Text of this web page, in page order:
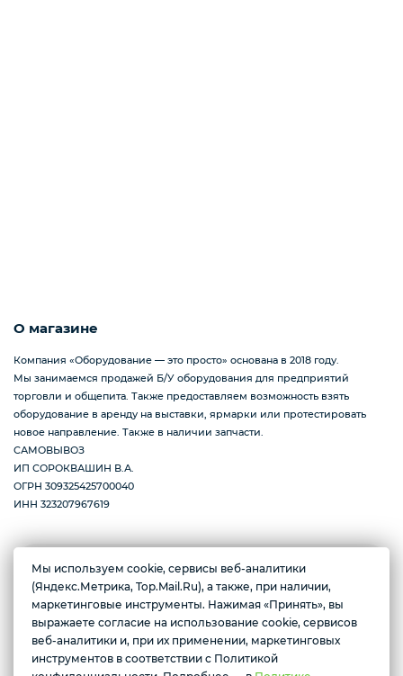
О магазине
Компания «Оборудование — это просто» основана в 2018 году.
Мы занимаемся продажей Б/У оборудования для предприятий
торговли и общепита. Также предоставляем возможность взять
оборудование в аренду на выставки, ярмарки или протестировать
новое направление. Также в наличии запчасти.
САМОВЫВОЗ
ИП СОРОКВАШИН В.А.
ОГРН 309325425700040
ИНН 323207967619
Брянская обл., Брянск, 2-я ул. Мичурина, 2А р-н
Володарский
Пн- Пт с 10 до 17
Условия доставки
Мы используем cookie, сервисы веб-аналитики
(Яндекс.Метрика, Top.Mail.Ru), а также, при наличии,
маркетинговые инструменты. Нажимая «Принять», вы
выражаете согласие на использование cookie, сервисов
веб-аналитики и, при их применении, маркетинговых
инструментов в соответствии с Политикой
Желаете подозвать сотрудника
Да Нет